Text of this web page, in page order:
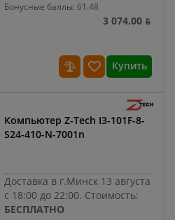
Бонусные баллы: 61.48
3 074.00 ƃ
Купить
Компьютер Z-Tech I3-101F-8-
S24-410-N-7001n
Доставка в г.Минск 13 августа
с 18:00 до 22:00. Стоимость:
БЕСПЛАТНО